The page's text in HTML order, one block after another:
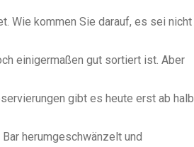
Wie kommen Sie darauf, es sei nicht
einigermaßen gut sortiert ist. Aber
gibt es heute erst ab halb
herumgeschwänzelt und